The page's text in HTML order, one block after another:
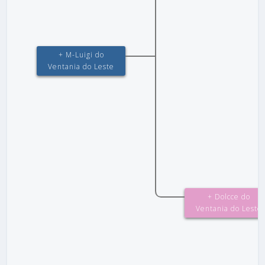
+ M-Luigi do
Ventania do Leste
+ Dolcce do
Ventania do Leste